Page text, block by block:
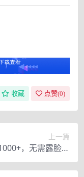
收藏 点赞(0)
上一篇
，无需露脸，
级教程）【揭秘】